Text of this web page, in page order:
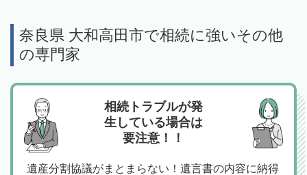
奈良県 大和高田市で相続に強いその他
の専門家
相続トラブルが発
生している場合は
要注意！！
遺産分割協議がまとまらない！遺言書の内容に納得